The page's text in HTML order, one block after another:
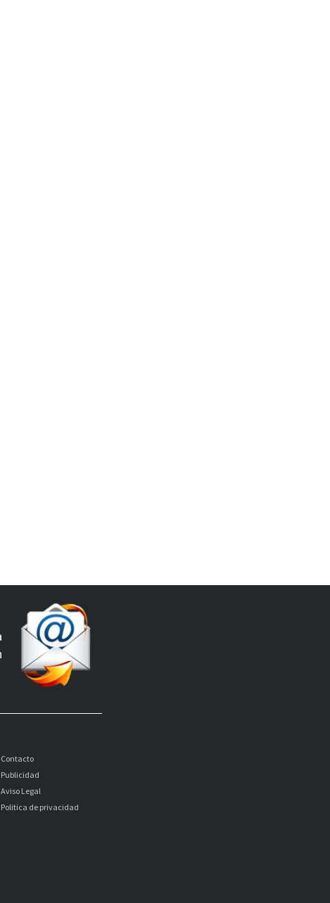
Contacto
Publicidad
Aviso Legal
Politica de privacidad